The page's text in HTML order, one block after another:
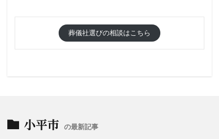
葬儀社選びの相談はこちら
小平市 の最新記事